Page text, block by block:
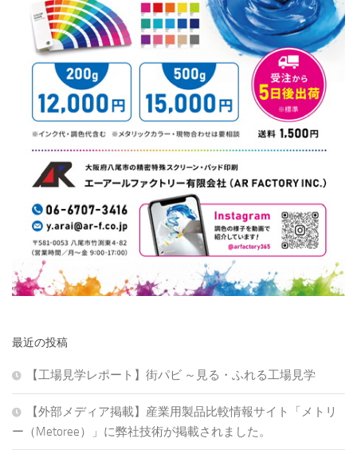
最近の投稿
【工場見学レポート】街パビ ～見る・ふれる工場見学
【外部メディア掲載】産業用製品比較情報サイト「メトリ
ー（Metoree）」に弊社技術が掲載されました。